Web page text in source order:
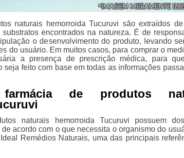
naturais hemorroida Tucuruvi são extraídos
encontrados na natureza. É de
o desenvolvimento do produto, levando
do usuário. Em muitos casos, para comprar o
a presença de prescrição médica, para
seja feito com base em todas as informações
farmácia de produtos
naturais hemorroida Tucuruvi possuem
acordo com o que necessita o organismo do
Remédios Naturais, uma das principais